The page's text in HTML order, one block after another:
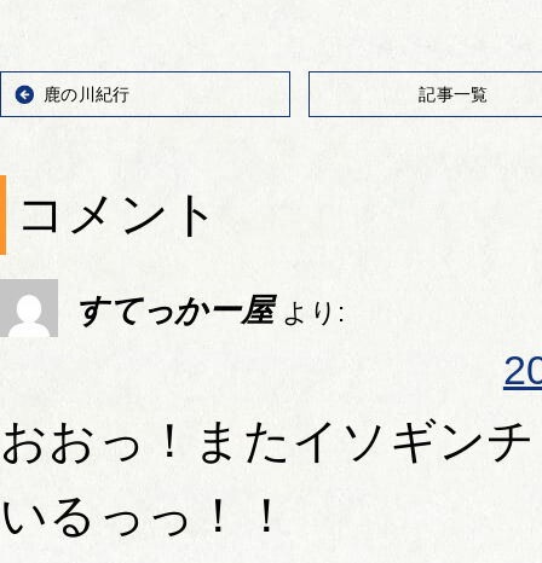
鹿の川紀行 記事一覧
コメント
すてっかー屋 より:
おおっ！またイソギン
いるっっ！！